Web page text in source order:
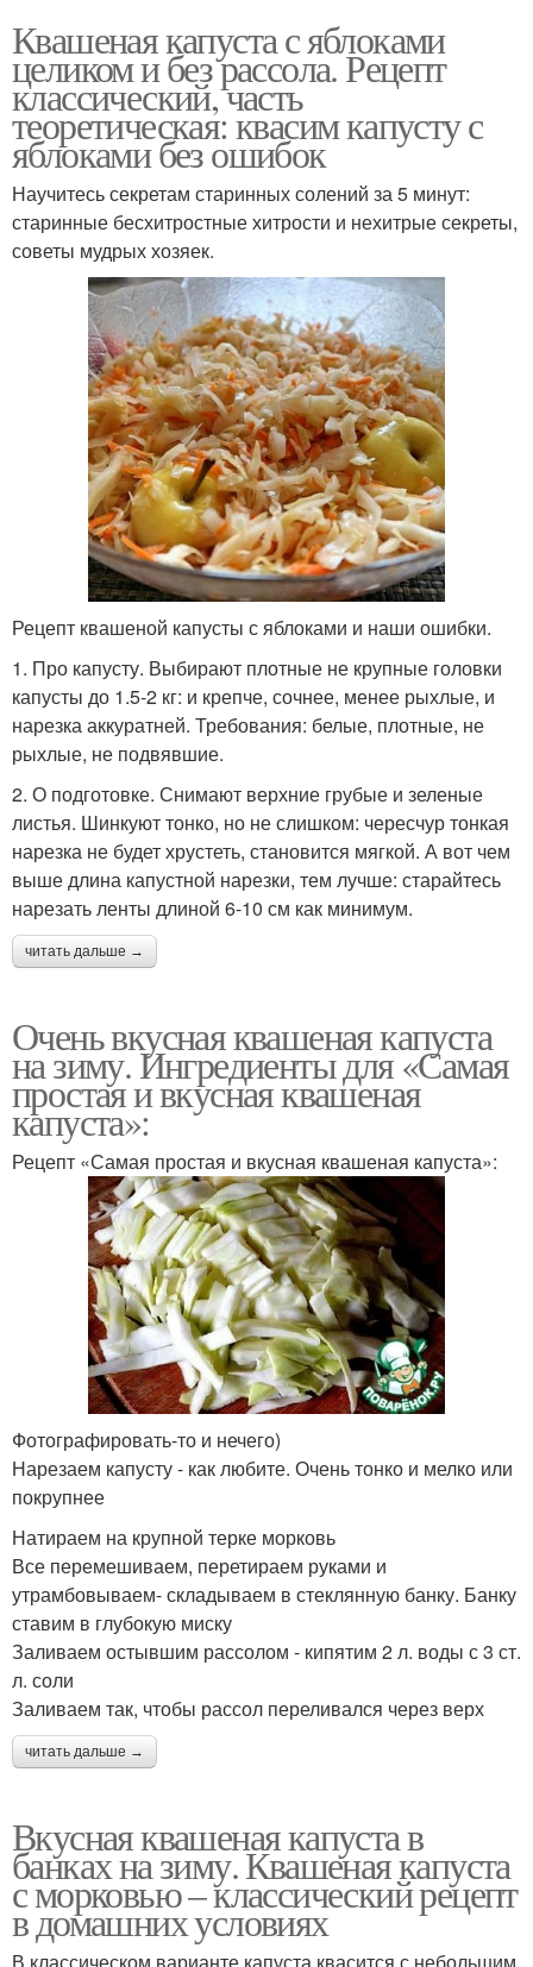
Квашеная капуста с яблоками
целиком и без рассола. Рецепт
классический, часть
теоретическая: квасим капусту с
яблоками без ошибок
Научитесь секретам старинных солений за 5 минут:
старинные бесхитростные хитрости и нехитрые секреты,
советы мудрых хозяек.
Рецепт квашеной капусты с яблоками и наши ошибки.
1. Про капусту. Выбирают плотные не крупные головки
капусты до 1.5-2 кг: и крепче, сочнее, менее рыхлые, и
нарезка аккуратней. Требования: белые, плотные, не
рыхлые, не подвявшие.
2. О подготовке. Снимают верхние грубые и зеленые
листья. Шинкуют тонко, но не слишком: чересчур тонкая
нарезка не будет хрустеть, становится мягкой. А вот чем
выше длина капустной нарезки, тем лучше: старайтесь
нарезать ленты длиной 6-10 см как минимум.
читать дальше →
Очень вкусная квашеная капуста
на зиму. Ингредиенты для «Самая
простая и вкусная квашеная
капуста»:
Рецепт «Самая простая и вкусная квашеная капуста»:
Фотографировать-то и нечего)
Нарезаем капусту - как любите. Очень тонко и мелко или
покрупнее
Натираем на крупной терке морковь
Все перемешиваем, перетираем руками и
утрамбовываем- складываем в стеклянную банку. Банку
ставим в глубокую миску
Заливаем остывшим рассолом - кипятим 2 л. воды с 3 ст.
л. соли
Заливаем так, чтобы рассол переливался через верх
читать дальше →
Вкусная квашеная капуста в
банках на зиму. Квашеная капуста
с морковью – классический рецепт
в домашних условиях